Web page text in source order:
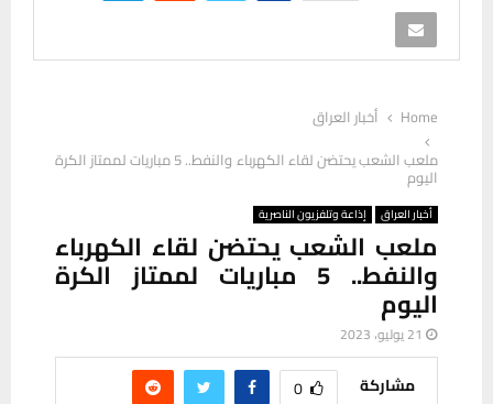
Home
أخبار العراق
ملعب الشعب يحتضن لقاء الكهرباء والنفط.. 5 مباريات لممتاز الكرة
اليوم
أخبار العراق إذاعة وتلفزيون الناصرية
ملعب الشعب يحتضن لقاء الكهرباء
والنفط.. 5 مباريات لممتاز الكرة
اليوم
21 يوليو، 2023
مشاركة 0